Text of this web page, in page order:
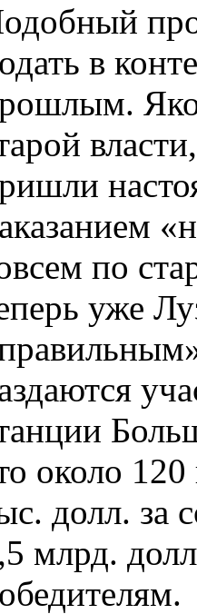
в
по
уже
около
долл. за
млрд.